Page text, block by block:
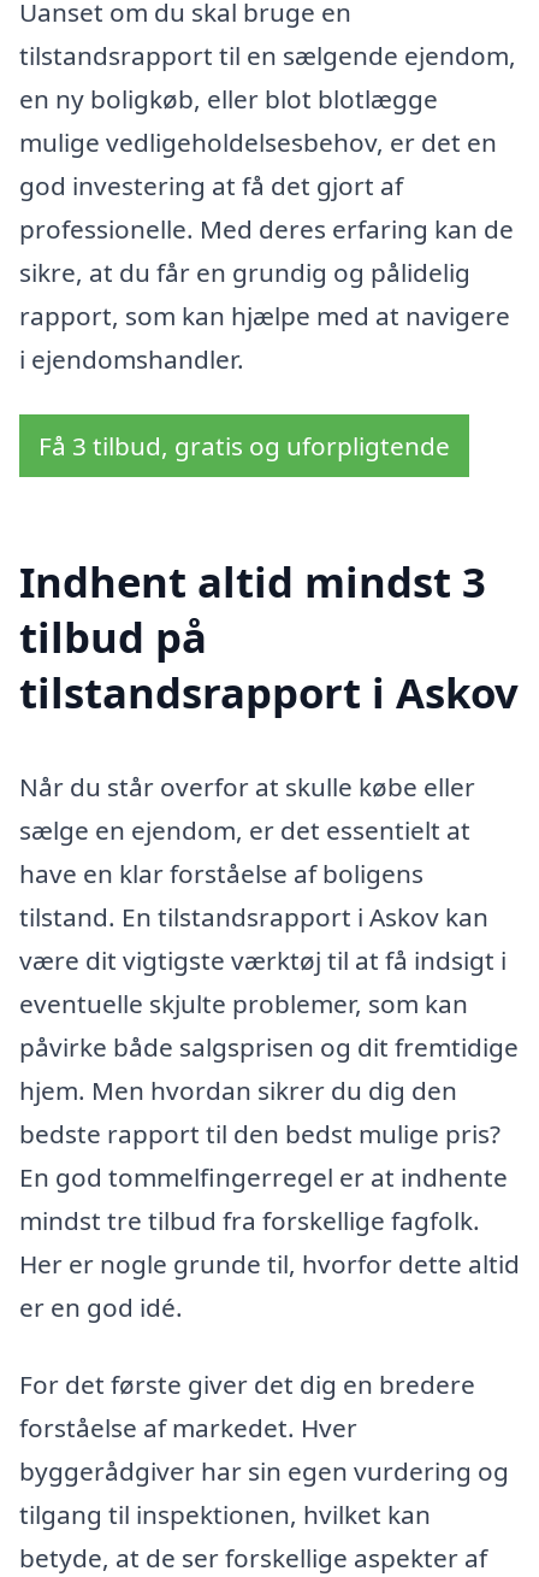
Uanset om du skal bruge en
tilstandsrapport til en sælgende ejendom,
en ny boligkøb, eller blot blotlægge
mulige vedligeholdelsesbehov, er det en
god investering at få det gjort af
professionelle. Med deres erfaring kan de
sikre, at du får en grundig og pålidelig
rapport, som kan hjælpe med at navigere
i ejendomshandler.
Få 3 tilbud, gratis og uforpligtende
Indhent altid mindst 3
tilbud på
tilstandsrapport i Askov
Når du står overfor at skulle købe eller
sælge en ejendom, er det essentielt at
have en klar forståelse af boligens
tilstand. En tilstandsrapport i Askov kan
være dit vigtigste værktøj til at få indsigt i
eventuelle skjulte problemer, som kan
påvirke både salgsprisen og dit fremtidige
hjem. Men hvordan sikrer du dig den
bedste rapport til den bedst mulige pris?
En god tommelfingerregel er at indhente
mindst tre tilbud fra forskellige fagfolk.
Her er nogle grunde til, hvorfor dette altid
er en god idé.
For det første giver det dig en bredere
forståelse af markedet. Hver
byggerådgiver har sin egen vurdering og
tilgang til inspektionen, hvilket kan
betyde, at de ser forskellige aspekter af